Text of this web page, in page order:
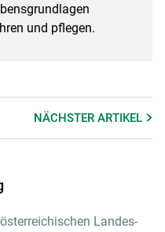
und pflegen.
NÄCHSTERARTIKEL
Landes-